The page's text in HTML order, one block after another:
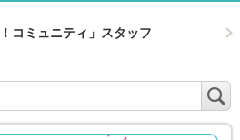
コミュニティ」スタッフ